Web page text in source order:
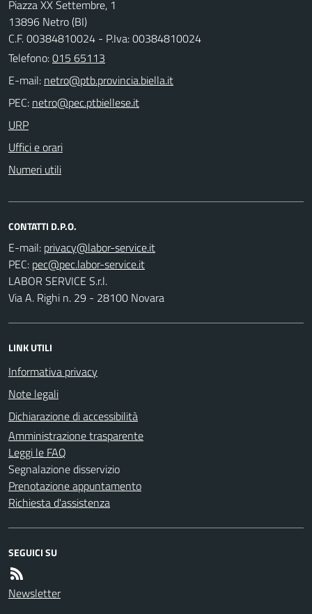
Piazza XX Settembre, 1
13896 Netro (BI)
C.F. 00384810024 - P.Iva: 00384810024
Telefono:015 65113
E-mail:
PEC:
URP
Uffici e orari
Numeri utili
CONTATTI D.P.O.
E-mail:
PEC:
LABOR SERVICE S.r.l.
Via A. Righi n. 29 - 28100 Novara
LINK UTILI
Informativa privacy
Note legali
Dichiarazione di accessibilità
Amministrazione trasparente
Leggi le FAQ
Segnalazione disservizio
Prenotazione appuntamento
Richiesta d'assistenza
SEGUICI SU
Newsletter